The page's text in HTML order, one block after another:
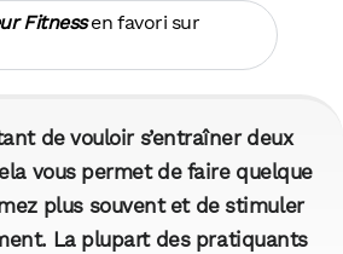
Fitnessen favori sur
de vouloir s’entraîner deux
vous permet de faire quelque
plus souvent et de stimuler
La plupart des pratiquants